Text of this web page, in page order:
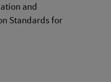
and
Standards for